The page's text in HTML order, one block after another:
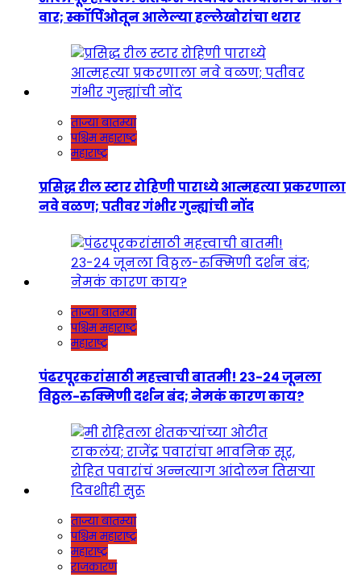
वार; स्कॉर्पिओतून आलेल्या हल्लेखोरांचा थरार
ताज्या बातम्या
पश्चिम महाराष्ट्र
महाराष्ट्र
प्रसिद्ध रील स्टार रोहिणी पाराध्ये आत्महत्या प्रकरणाला
नवे वळण; पतीवर गंभीर गुन्ह्यांची नोंद
ताज्या बातम्या
पश्चिम महाराष्ट्र
महाराष्ट्र
पंढरपूरकरांसाठी महत्त्वाची बातमी! २३-२४ जूनला
विठ्ठल-रुक्मिणी दर्शन बंद; नेमकं कारण काय?
ताज्या बातम्या
पश्चिम महाराष्ट्र
महाराष्ट्र
राजकारण